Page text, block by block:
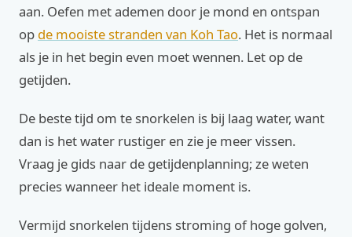
aan. Oefen met ademen door je mond en ontspan
op de mooiste stranden van Koh Tao. Het is normaal
als je in het begin even moet wennen. Let op de
getijden.
De beste tijd om te snorkelen is bij laag water, want
dan is het water rustiger en zie je meer vissen.
Vraag je gids naar de getijdenplanning; ze weten
precies wanneer het ideale moment is.
Vermijd snorkelen tijdens stroming of hoge golven,